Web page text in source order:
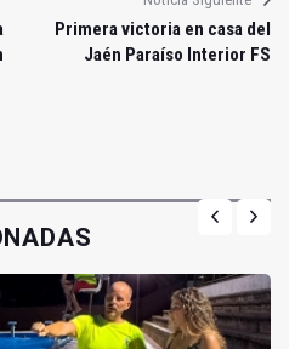
Primera victoria en casa del
Jaén Paraíso Interior FS